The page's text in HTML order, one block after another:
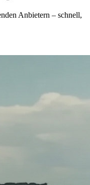
Anbietern – schnell,